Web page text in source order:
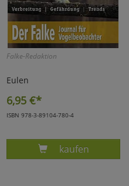
DIE ORNITHOLOGEN
Falke-Redaktion
Eulen
6,95 €*
ISBN 978-3-89104-780-4
Produkt DER
kaufen